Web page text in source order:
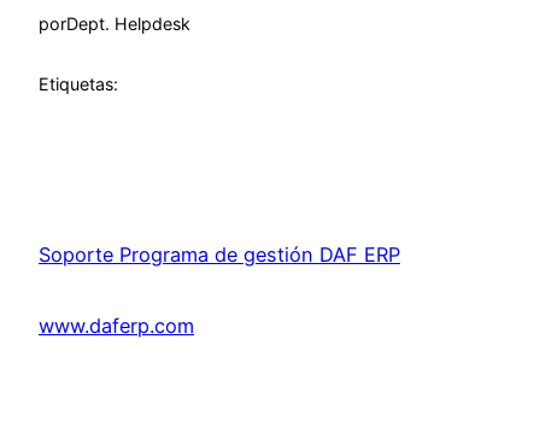
porDept. Helpdesk
Etiquetas:
Soporte Programa de gestión DAF ERP
www.daferp.com